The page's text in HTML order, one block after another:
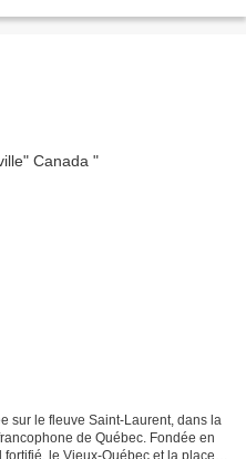
sur le fleuve Saint-Laurent, dans la
de Québec. Fondée en
le Vieux-Québec et la place